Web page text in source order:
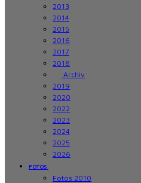
2013
2014
2015
2016
2017
2018
Archiv
2019
2020
2022
2023
2024
2025
2026
FOTOS
Fotos 2010